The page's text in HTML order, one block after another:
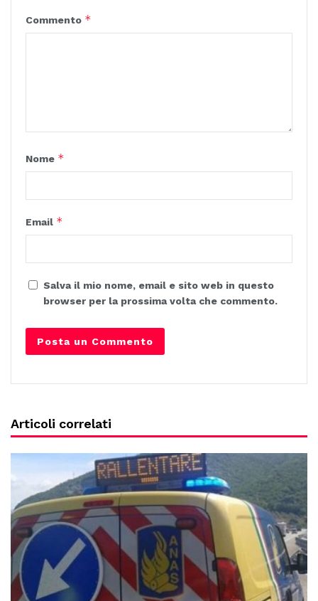
Commento *
Nome *
Email *
Salva il mio nome, email e sito web in questo
browser per la prossima volta che commento.
Articoli correlati